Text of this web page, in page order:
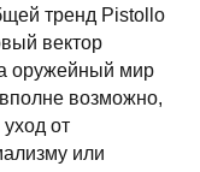
тренд Pistollo
вектор
оружейный мир
возможно,
от
или